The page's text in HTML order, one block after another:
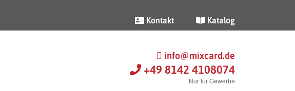
Kontakt Katalog
info@mixcard.de
+49 8142 4108074
Nur für Gewerbe